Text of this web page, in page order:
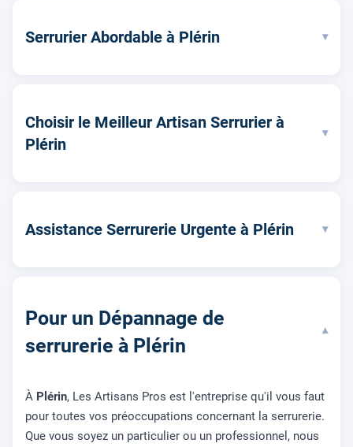
Serrurier Abordable à Plérin ▾
Choisir le Meilleur Artisan Serrurier à
Plérin
▾
Assistance Serrurerie Urgente à Plérin ▾
Pour un Dépannage de
serrurerie à Plérin
▾
À Plérin, Les Artisans Pros est l'entreprise qu'il vous faut
pour toutes vos préoccupations concernant la serrurerie.
Que vous soyez un particulier ou un professionnel, nous